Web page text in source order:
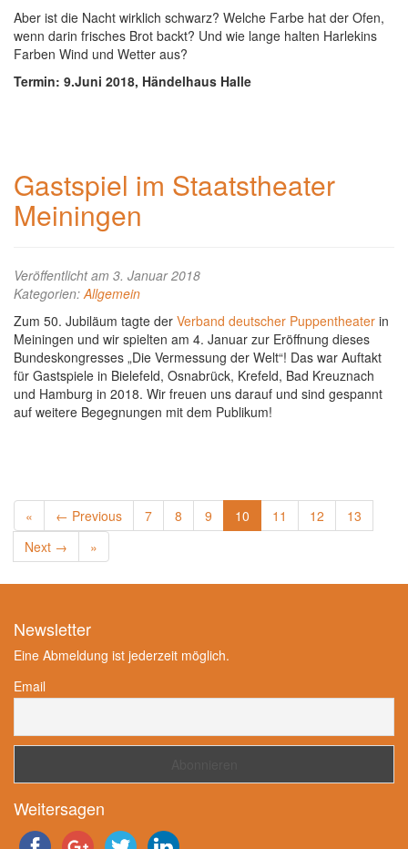
Aber ist die Nacht wirklich schwarz? Welche Farbe hat der Ofen,
wenn darin frisches Brot backt? Und wie lange halten Harlekins
Farben Wind und Wetter aus?
Termin: 9.Juni 2018, Händelhaus Halle
Gastspiel im Staatstheater
Meiningen
Veröffentlicht am 3. Januar 2018
Kategorien: Allgemein
Zum 50. Jubiläum tagte der Verband deutscher Puppentheater in
Meiningen und wir spielten am 4. Januar zur Eröffnung dieses
Bundeskongresses „Die Vermessung der Welt“! Das war Auftakt
für Gastspiele in Bielefeld, Osnabrück, Krefeld, Bad Kreuznach
und Hamburg in 2018. Wir freuen uns darauf und sind gespannt
auf weitere Begegnungen mit dem Publikum!
« ← Previous 7 8 9 10 11 12
13
Next →
»
Newsletter
Eine Abmeldung ist jederzeit möglich.
Email
Weitersagen